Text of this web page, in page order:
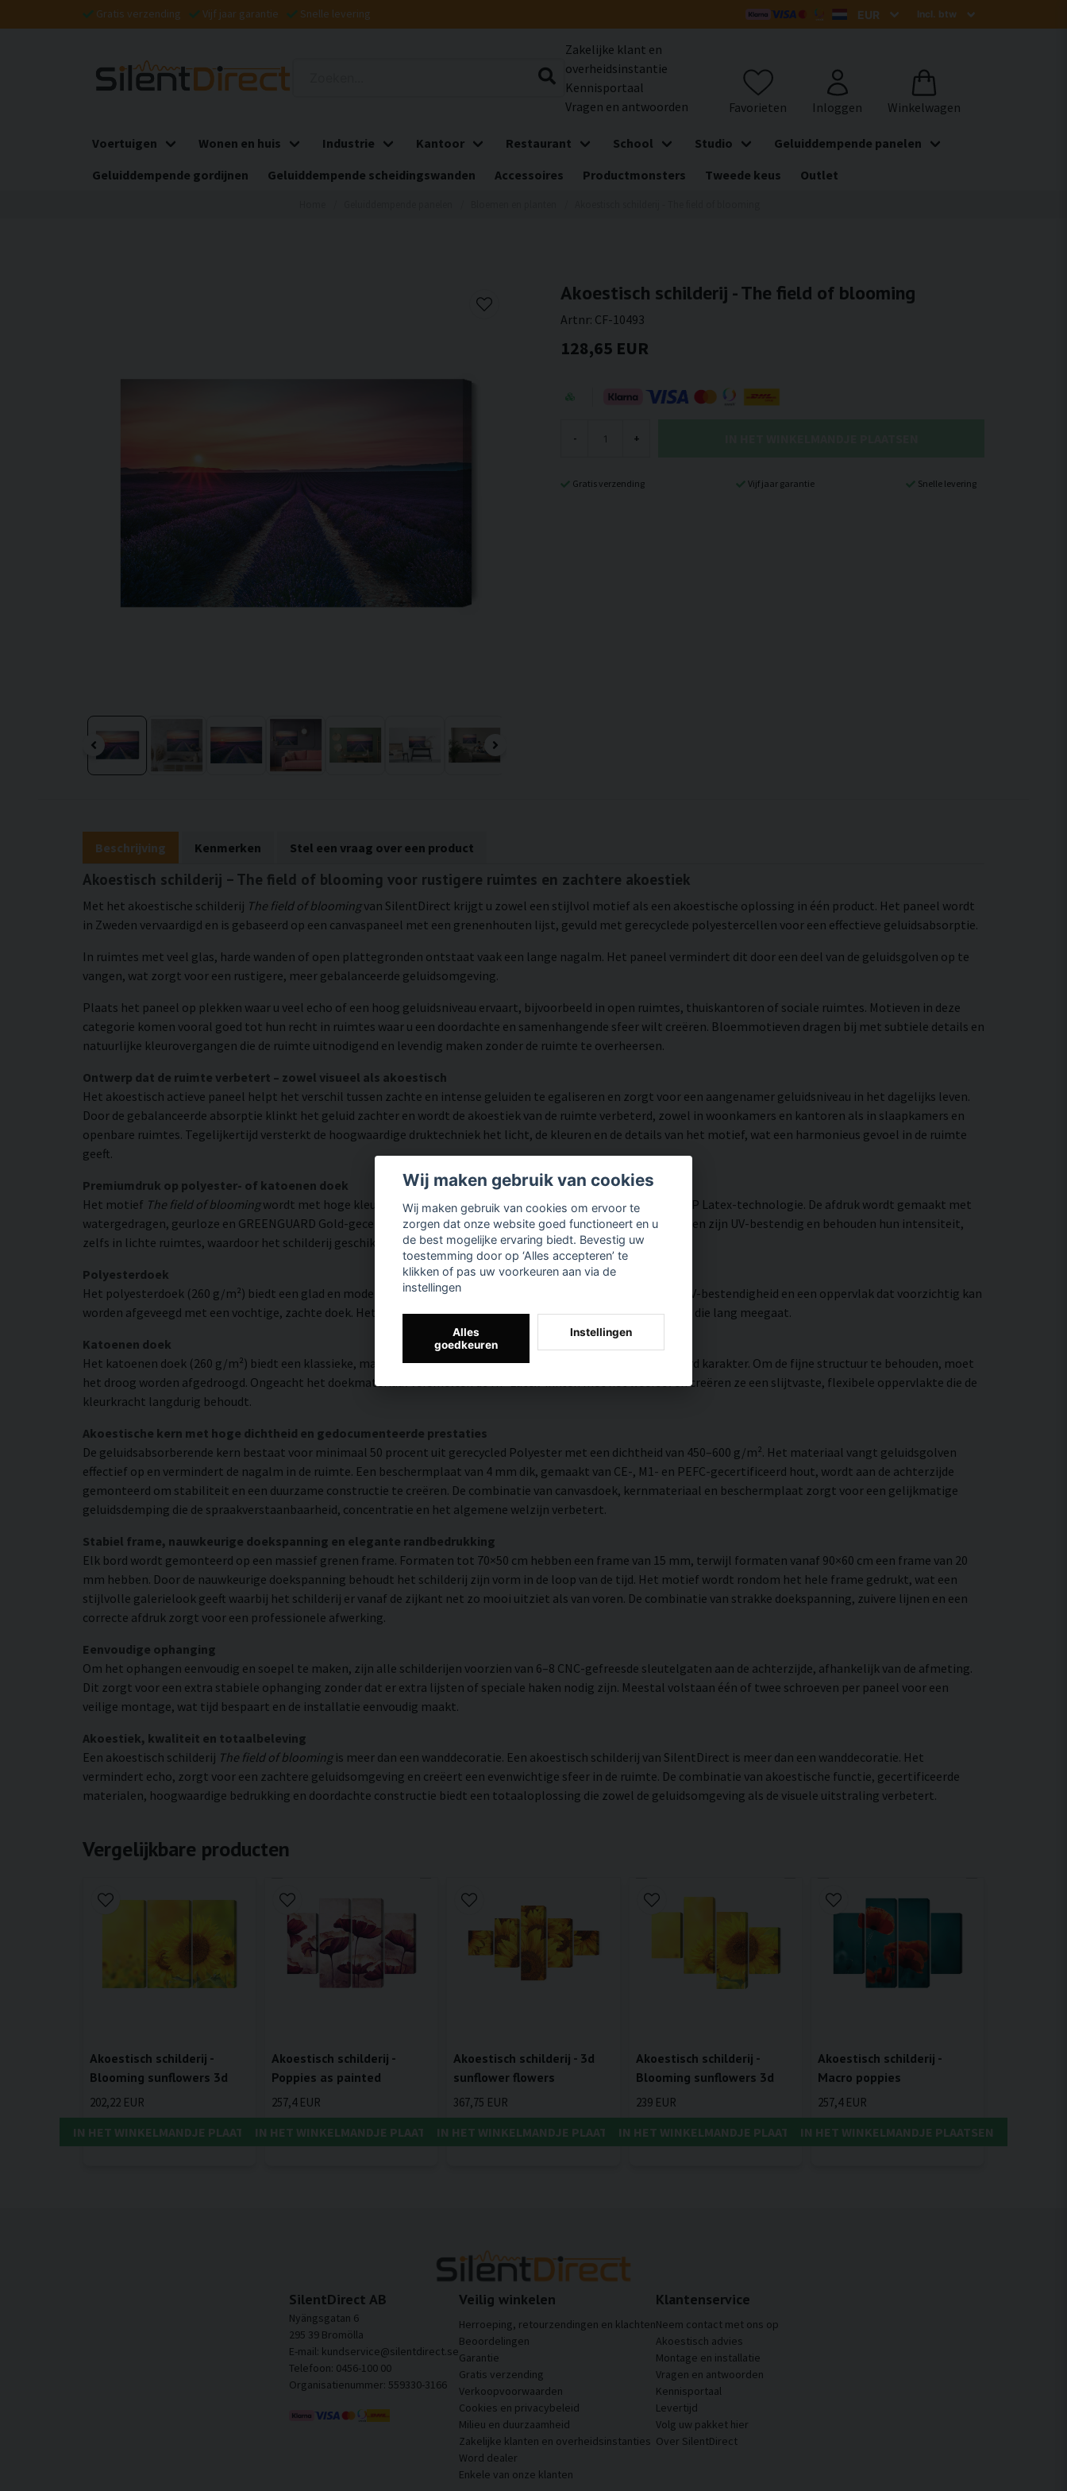
Gratis verzending Vijf jaar garantie Snelle levering
Zakelijke klant en
overheidsinstantie
Kennisportaal
Vragen en antwoorden
Voertuigen Wonen en huis Industrie Kantoor Restaurant School Studio
Geluiddempende panelen
Geluiddempende gordijnen
Geluiddempende scheidingswanden Accessoires Productmonsters Tweede keus Outlet
Akoestisch schilderij - The field of blooming
Artnr: CF-10493
128,65 EUR
- +
Gratis verzending Vijf jaar garantie Snelle levering
Beschrijving Kenmerken Stel een vraag over een product
Akoestisch schilderij – The field of blooming voor rustigere ruimtes en zachtere akoestiek
Met het akoestische schilderij The field of bloomingvan SilentDirect krijgt u zowel een stijlvol motief als een akoestische oplossing in één product. Het paneel wordt
in Zweden vervaardigd en is gebaseerd op een canvaspaneel met een grenenhouten lijst, gevuld met gerecyclede polyestercellen voor een effectieve geluidsabsorptie.
In ruimtes met veel glas, harde wanden of open plattegronden ontstaat vaak een lange nagalm. Het paneel vermindert dit door een deel van de geluidsgolven op te
vangen, wat zorgt voor een rustigere, meer gebalanceerde geluidsomgeving.
Plaats het paneel op plekken waar u veel echo of een hoog geluidsniveau ervaart, bijvoorbeeld in open ruimtes, thuiskantoren of sociale ruimtes. Motieven in deze
categorie komen vooral goed tot hun recht in ruimtes waar u een doordachte en samenhangende sfeer wilt creëren. Bloemmotieven dragen bij met subtiele details en
natuurlijke kleurovergangen die de ruimte uitnodigend en levendig maken zonder de ruimte te overheersen.
Ontwerp dat de ruimte verbetert – zowel visueel als akoestisch
Het akoestisch actieve paneel helpt het verschil tussen zachte en intense geluiden te egaliseren en zorgt voor een aangenamer geluidsniveau in het dagelijks leven.
Door de gebalanceerde absorptie klinkt het geluid zachter en wordt de akoestiek van de ruimte verbeterd, zowel in woonkamers en kantoren als in slaapkamers en
openbare ruimtes. Tegelijkertijd versterkt de hoogwaardige druktechniek het licht, de kleuren en de details van het motief, wat een harmonieus gevoel in de ruimte
geeft.
Premiumdruk op polyester- of katoenen doek
Het motief The field of bloomingwordt met hoge kleurnauwkeurigheid en rijk aan details weergegeven dankzij HP Latex-technologie. De afdruk wordt gemaakt met
watergedragen, geurloze en GREENGUARD Gold-gecertificeerde inkt die een resolutie tot 300 DPI biedt. De kleuren zijn UV-bestendig en behouden hun intensiteit,
zelfs in lichte ruimtes, waardoor het schilderij geschikt is voor zowel thuis als in openbare omgevingen.
Polyesterdoek
Het polyesterdoek (260 g/m²) biedt een glad en modern oppervlak met hoge kleurnauwkeurigheid, zeer goede UV-bestendigheid en een oppervlak dat voorzichtig kan
worden afgeveegd met een vochtige, zachte doek. Het resultaat is een moderne, heldere en kleurrijke uitstraling die lang meegaat.
Katoenen doek
Het katoenen doek (260 g/m²) biedt een klassieke, matte textuur met natuurlijke warmte en een handgeschilderd karakter. Om de fijne structuur te behouden, moet
het droog worden afgedroogd. Ongeacht het doekmateriaal versmelten de HP Latex-inkten met het weefsel en creëren ze een slijtvaste, flexibele oppervlakte die de
kleurkracht langdurig behoudt.
Akoestische kern met hoge dichtheid en gedocumenteerde prestaties
De geluidsabsorberende kern bestaat voor minimaal 50 procent uit gerecycled Polyester met een dichtheid van 450–600 g/m². Het materiaal vangt geluidsgolven
effectief op en vermindert de nagalm in de ruimte. Een beschermplaat van 4 mm dik, gemaakt van CE-, M1- en PEFC-gecertificeerd hout, wordt aan de achterzijde
gemonteerd om stabiliteit en een duurzame constructie te creëren. De combinatie van canvasdoek, kernmateriaal en beschermplaat zorgt voor een gelijkmatige
geluidsdemping die de spraakverstaanbaarheid, concentratie en het algemene welzijn verbetert.
Stabiel frame, nauwkeurige doekspanning en elegante randbedrukking
Elk bord wordt gemonteerd op een massief grenen frame. Formaten tot 70×50 cm hebben een frame van 15 mm, terwijl formaten vanaf 90×60 cm een frame van 20
mm hebben. Door de nauwkeurige doekspanning behoudt het schilderij zijn vorm in de loop van de tijd. Het motief wordt rondom het hele frame gedrukt, wat een
stijlvolle galerielook geeft waarbij het schilderij er vanaf de zijkant net zo mooi uitziet als van voren. De combinatie van strakke doekspanning, zuivere lijnen en een
correcte afdruk zorgt voor een professionele afwerking.
Eenvoudige ophanging
Om het ophangen eenvoudig en soepel te maken, zijn alle schilderijen voorzien van 6–8 CNC-gefreesde sleutelgaten aan de achterzijde, afhankelijk van de afmeting.
Dit zorgt voor een extra stabiele ophanging zonder dat er extra lijsten of speciale haken nodig zijn. Meestal volstaan één of twee schroeven per paneel voor een
veilige montage, wat tijd bespaart en de installatie eenvoudig maakt.
Akoestiek, kwaliteit en totaalbeleving
Een akoestisch schilderij The field of bloomingis meer dan een wanddecoratie. Een akoestisch schilderij van SilentDirect is meer dan een wanddecoratie. Het
vermindert echo, zorgt voor een zachtere geluidsomgeving en creëert een evenwichtige sfeer in de ruimte. De combinatie van akoestische functie, gecertificeerde
materialen, hoogwaardige bedrukking en doordachte constructie biedt een totaaloplossing die zowel de geluidsomgeving als de visuele uitstraling verbetert.
Vergelijkbare producten
Akoestisch schilderij -
Blooming sunflowers 3d
202,22 EUR
IN HET WINKELMANDJE PLAATSEN
Akoestisch schilderij -
Poppies as painted
257,4 EUR
IN HET WINKELMANDJE PLAATSEN
Akoestisch schilderij - 3d
sunflower flowers
367,75 EUR
IN HET WINKELMANDJE PLAATSEN
Akoestisch schilderij -
Blooming sunflowers 3d
239 EUR
IN HET WINKELMANDJE PLAATSEN
Akoestisch schilderij -
Macro poppies
257,4 EUR
IN HET WINKELMANDJE PLAATSEN
SilentDirect AB
Nyängsgatan 6
295 39 Bromölla
E-mail: kundservice@silentdirect.se
Telefoon: 0456-100 00
Organisatienummer: 559330-3166
Veilig winkelen
Herroeping, retourzendingen en klachten
Beoordelingen
Garantie
Gratis verzending
Verkoopvoorwaarden
Cookies en privacybeleid
Milieu en duurzaamheid
Zakelijke klanten en overheidsinstanties
Word dealer
Enkele van onze klanten
Klantenservice
Neem contact met ons op
Akoestisch advies
Montage en installatie
Vragen en antwoorden
Kennisportaal
Levertijd
Volg uw pakket hier
Over SilentDirect
Wij maken gebruik van cookies
Wij maken gebruik van cookies om ervoor te
zorgen dat onze website goed functioneert en u
de best mogelijke ervaring biedt. Bevestig uw
toestemming door op ‘Alles accepteren’ te
klikken of pas uw voorkeuren aan via de
instellingen
Alles
goedkeuren
Instellingen